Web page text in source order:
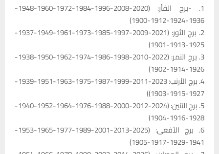
1. -برج الفأر: (2020-2008-1996-1984-1972-1960-1948-
1936-1924-1912-1900)
2. برج الثور: (2021-2009-1997-1985-1973-1961-1949-1937-
1925-1913-1901)
3. برج النمر: (2022-2010-1998-1986-1974-1962-1950-1938-
1926-1914-1902)
4. برج الأرنب: 2023-2011-1999-1987-1975-1963-1951-1939-
1927-1915-1903))
5. برج التنين: (2024-2012-2000-1988-1976-1964-1952-1940-
1928-1916-1904)
6. برج الأفعى: (2025-2013-2001-1989-1977-1965-1953-
1941-1929-1917-1905)